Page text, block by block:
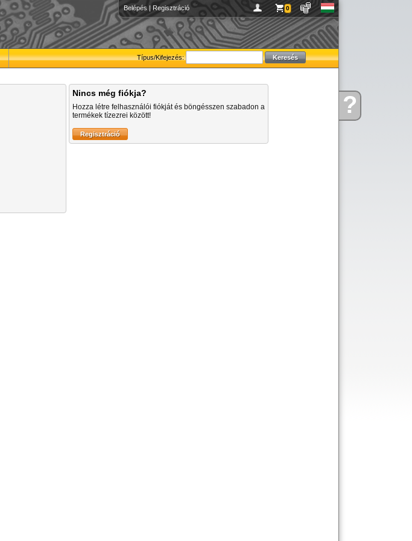
Kérdése?
Belépés | Regisztráció 0
Típus/Kifejezés:
Nincs még fiókja?
Hozza létre felhasználói fiókját és böngésszen szabadon a
termékek tízezrei között!